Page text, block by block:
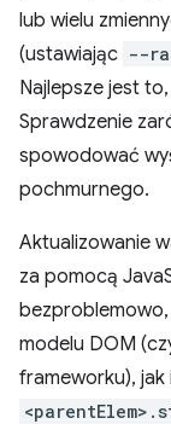
lub wielu
(ustawiając --
Najlepsze jest
Sprawdzenie
spowodować
pochmurnego.
Aktualizowanie
za pomocą
modelu DOM
frameworku),